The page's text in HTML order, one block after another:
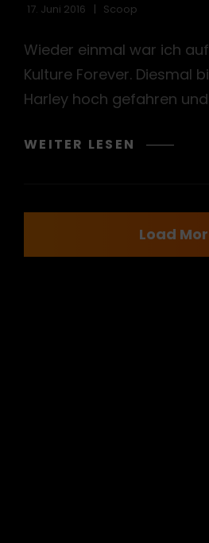
17. Juni 2016 Scoop
Wieder einmal war ich
Kulture Forever. Diesmal
Harley hoch gefahren
WEITER LESEN KKF
Load